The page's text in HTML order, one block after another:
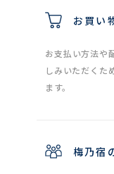
お買い
お支払い方法や
しみいただくた
ます。
梅乃宿